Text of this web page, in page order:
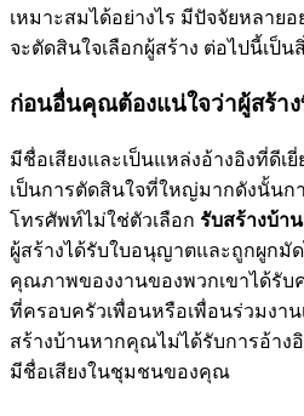
เหมาะสมได้อย่างไร มีปัจจัยหลาย
จะตัดสินใจเลือกผู้สร้าง ต่อไปนี้เป็
ก่อนอื่นคุณต้องแน่ใจว่าผู้สร้า
มีชื่อเสียงและเป็นแหล่งอ้างอิงที่ดีเ
เป็นการตัดสินใจที่ใหญ่มากดังนั้นก
โทรศัพท์ไม่ใช่ตัวเลือก รับสร้างบ้าน
ผู้สร้างได้รับใบอนุญาตและถูกผูกมั
คุณภาพของงานของพวกเขาได้รับ
ที่ครอบครัวเพื่อนหรือเพื่อนร่วมงา
สร้างบ้านหากคุณไม่ได้รับการอ้าง
มีชื่อเสียงในชุมชนของคุณ